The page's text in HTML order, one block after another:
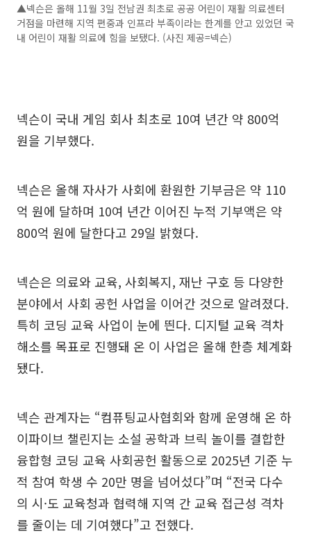
▲넥슨은 올해 11월 3일 전남권 최초로 공공 어린이 재활 의료센터
거점을 마련해 지역 편중과 인프라 부족이라는 한계를 안고 있었던 국
내 어린이 재활 의료에 힘을 보탰다. (사진 제공=넥슨)
넥슨이 국내 게임 회사 최초로 10여 년간 약 800억
원을 기부했다.
넥슨은 올해 자사가 사회에 환원한 기부금은 약 110
억 원에 달하며 10여 년간 이어진 누적 기부액은 약
800억 원에 달한다고 29일 밝혔다.
넥슨은 의료와 교육, 사회복지, 재난 구호 등 다양한
분야에서 사회 공헌 사업을 이어간 것으로 알려졌다.
특히 코딩 교육 사업이 눈에 띈다. 디지털 교육 격차
해소를 목표로 진행돼 온 이 사업은 올해 한층 체계화
됐다.
넥슨 관계자는 “컴퓨팅교사협회와 함께 운영해 온 하
이파이브 챌린지는 소설 공학과 브릭 놀이를 결합한
융합형 코딩 교육 사회공헌 활동으로 2025년 기준 누
적 참여 학생 수 20만 명을 넘어섰다”며 “전국 다수
의 시·도 교육청과 협력해 지역 간 교육 접근성 격차
를 줄이는 데 기여했다”고 전했다.